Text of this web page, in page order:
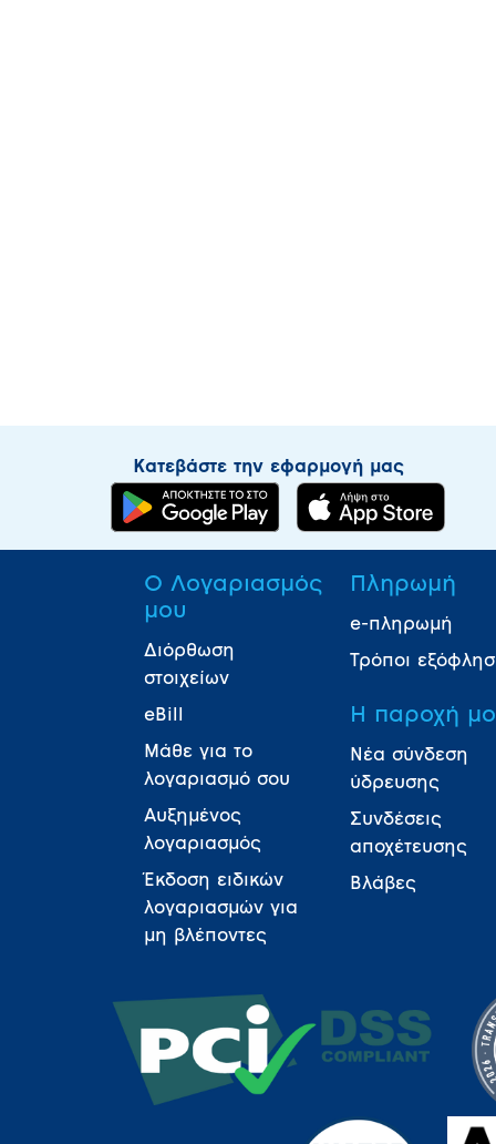
Κατεβάστε την εφαρμογή μας
Ο Λογαριασμός
μου
Διόρθωση
στοιχείων
eBill
Μάθε για το
λογαριασμό σου
Αυξημένος
λογαριασμός
Έκδοση ειδικών
λογαριασμών για
μη βλέποντες
Πληρωμή
e-πληρωμή
Τρόποι
Η παροχή
Νέα σύνδεση
ύδρευσης
Συνδέσεις
αποχέτευσης
Βλάβες